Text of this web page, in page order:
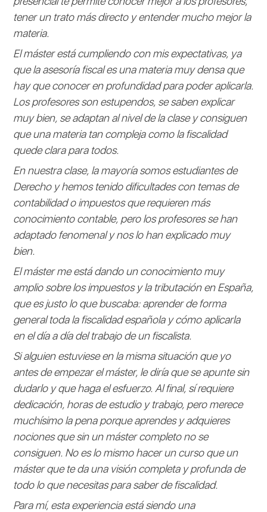
tener un trato más directo y entender mucho mejor la
materia.
El máster está cumpliendo con mis expectativas, ya
que la asesoría fiscal es una materia muy densa que
hay que conocer en profundidad para poder aplicarla.
Los profesores son estupendos, se saben explicar
muy bien, se adaptan al nivel de la clase y consiguen
que una materia tan compleja como la fiscalidad
quede clara para todos.
En nuestra clase, la mayoría somos estudiantes de
Derecho y hemos tenido dificultades con temas de
contabilidad o impuestos que requieren más
conocimiento contable, pero los profesores se han
adaptado fenomenal y nos lo han explicado muy
bien.
El máster me está dando un conocimiento muy
amplio sobre los impuestos y la tributación en España,
que es justo lo que buscaba: aprender de forma
general toda la fiscalidad española y cómo aplicarla
en el día a día del trabajo de un fiscalista.
Si alguien estuviese en la misma situación que yo
antes de empezar el máster, le diría que se apunte sin
dudarlo y que haga el esfuerzo. Al final, sí requiere
dedicación, horas de estudio y trabajo, pero merece
muchísimo la pena porque aprendes y adquieres
nociones que sin un máster completo no se
consiguen. No es lo mismo hacer un curso que un
máster que te da una visión completa y profunda de
todo lo que necesitas para saber de fiscalidad.
Para mí, esta experiencia está siendo una